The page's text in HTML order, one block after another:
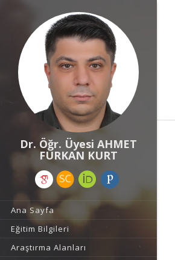
Dr. Öğr. Üyesi AHMET
FURKAN KURT
Ana Sayfa
Eğitim Bilgileri
Araştırma Alanları